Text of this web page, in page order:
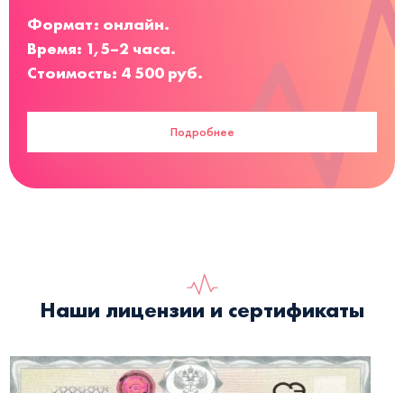
Формат: онлайн.
Время: 1,5–2 часа.
Стоимость: 4 500 руб.
Подробнее
Наши лицензии и сертификаты